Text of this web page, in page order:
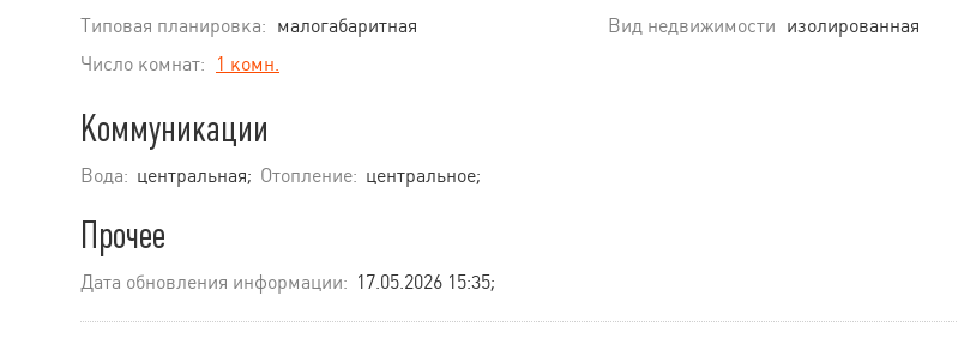
Типовая планировка: малогабаритная
Число комнат:
1 комн.
Вид недвижимости изолированная
Коммуникации
Вода: центральная; Отопление: центральное;
Прочее
Дата обновления информации: 17.05.2026 15:35;